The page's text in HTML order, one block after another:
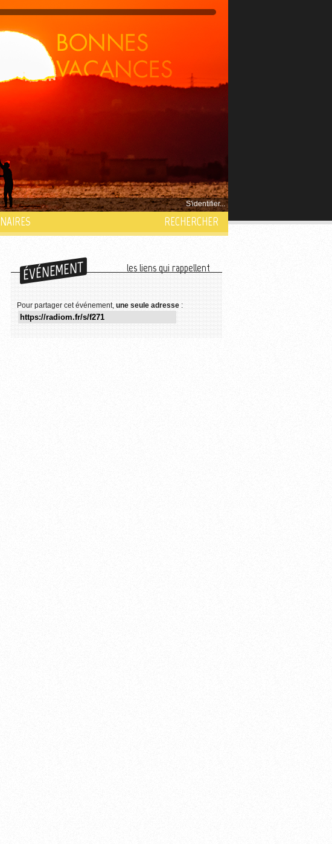
S'identifier...
RECHERCHER
ÉVÉNEMENT les liens qui rappellent
Pour partager cet événement, une seule adresse :